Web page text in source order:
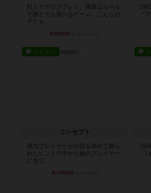
対人アナログプレイ。簡単なルール
で誰とでも遊べるゲーム。こんなの
子ども...
約8時間前
『
レビュー
コンセプト
親のプレイヤーがお題を決めて限ら
れたヒントの中から他のプレイヤー
に当て...
約14時間前
『